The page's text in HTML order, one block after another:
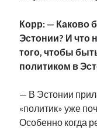
Корр: — Каково
Эстонии? И что
того, чтобы
политиком в
— В Эстонии
«политик» уже
Особенно когда